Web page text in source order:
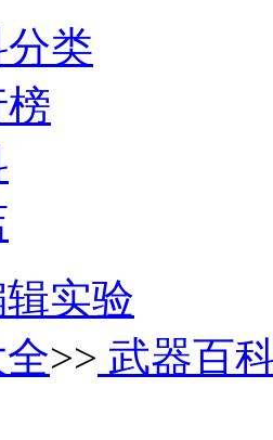
类
实验
>> 武器百